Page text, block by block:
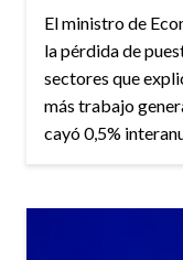
El ministro de
la pérdida de
sectores que
más trabajo
cayó 0,5%